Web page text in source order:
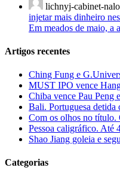
lichnyj-cabinet-
injetar mais dinheiro
Em meados de maio,
Artigos recentes
Ching Fung e
MUST IPO vence
Chiba vence Pau Peng
Bali. Portuguesa detida
Com os olhos no título.
Pessoa caligráfico. Até
Shao Jiang goleia e
Categorias